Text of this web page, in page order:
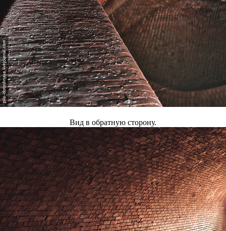
Вид в обратную сторону.